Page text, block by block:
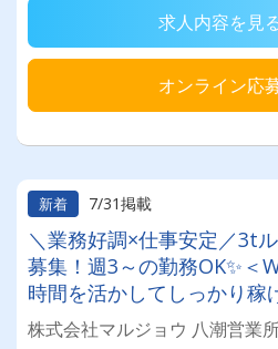
求人内容を見
オンライン応
新着 7/31掲載
＼業務好調×仕事安定／3t
募集！週3～の勤務OK✨＜
時間を活かしてしっかり稼
株式会社マルジョウ 八潮営業